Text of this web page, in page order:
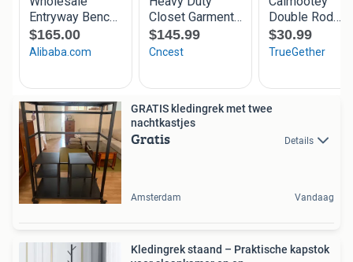
GRATIS kledingrek met twee
nachtkastjes
Gratis Details
Amsterdam Vandaag
Kledingrek staand – Praktische kapstok